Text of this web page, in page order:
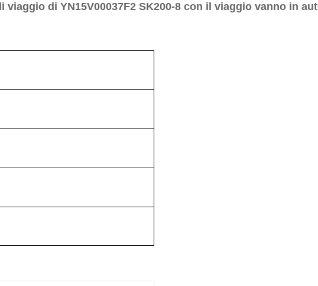
viaggio di YN15V00037F2 SK200-8 con il viaggio vanno in